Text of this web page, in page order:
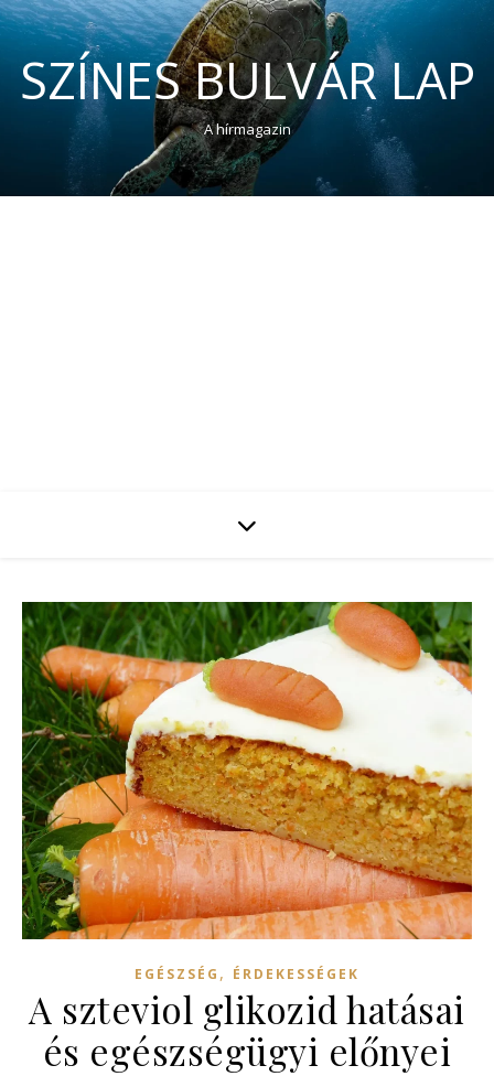
SZÍNES BULVÁR LAP
A hírmagazin
EGÉSZSÉG , ÉRDEKESSÉGEK
A szteviol glikozid hatásai
és egészségügyi előnyei